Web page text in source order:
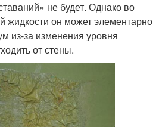
не будет. Однако во
жидкости он может элементарно
из-за изменения уровня
от стены.